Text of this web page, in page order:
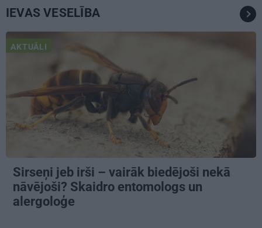
IEVAS VESELĪBA
AKTUĀLI
Sirseņi jeb irši – vairāk biedējoši nekā
nāvējoši? Skaidro entomologs un
alergoloģe